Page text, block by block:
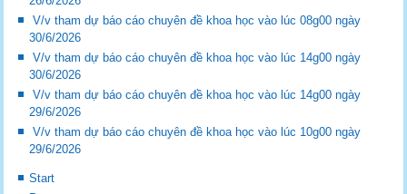
V/v tham dự báo cáo chuyên đề khoa học vào lúc 08g00 ngày
30/6/2026
V/v tham dự báo cáo chuyên đề khoa học vào lúc 14g00 ngày
30/6/2026
V/v tham dự báo cáo chuyên đề khoa học vào lúc 14g00 ngày
29/6/2026
V/v tham dự báo cáo chuyên đề khoa học vào lúc 10g00 ngày
29/6/2026
Start